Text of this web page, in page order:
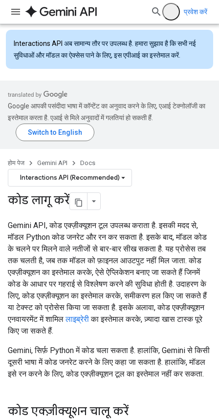
प्रवेश करें
Interactions API अब सामान्य तौर पर उपलब्ध है. हमारा सुझाव है कि सभी नई
सुविधाओं और मॉडल का ऐक्सेस पाने के लिए, इस एपीआई का इस्तेमाल करें.
Google आपकी पसंदीदा भाषा में कॉन्टेंट का अनुवाद करने के लिए, एआई टेक्नोलॉजी का
इस्तेमाल करता है. एआई से मिले अनुवादों में गलतियां हो सकती हैं.
होम पेज Gemini API Docs
Interactions API (Recommended)
कोड लागू करें
Gemini API, कोड एक्ज़ीक्यूशन टूल उपलब्ध कराता है. इसकी मदद से,
मॉडल Python कोड जनरेट और रन कर सकता है. इसके बाद, मॉडल कोड
के चलने पर मिलने वाले नतीजों से बार-बार सीख सकता है. यह प्रोसेस तब
तक चलती है, जब तक मॉडल को फ़ाइनल आउटपुट नहीं मिल जाता. कोड
एक्ज़ीक्यूशन का इस्तेमाल करके, ऐसे ऐप्लिकेशन बनाए जा सकते हैं जिनमें
कोड के आधार पर गहराई से विश्लेषण करने की सुविधा होती है. उदाहरण के
लिए, कोड एक्ज़ीक्यूशन का इस्तेमाल करके, समीकरण हल किए जा सकते हैं
या टेक्स्ट को प्रोसेस किया जा सकता है. इसके अलावा, कोड एक्ज़ीक्यूशन
एनवायरमेंट में शामिललाइब्रेरीका इस्तेमाल करके, ज़्यादा खास टास्क पूरे
किए जा सकते हैं.
Gemini, सिर्फ़ Python में कोड चला सकता है. हालांकि, Gemini से किसी
दूसरी भाषा में कोड जनरेट करने के लिए कहा जा सकता है. हालांकि, मॉडल
इसे रन करने के लिए, कोड एक्ज़ीक्यूशन टूल का इस्तेमाल नहीं कर सकता.
कोड एक्ज़ीक्यूशन चालू करें